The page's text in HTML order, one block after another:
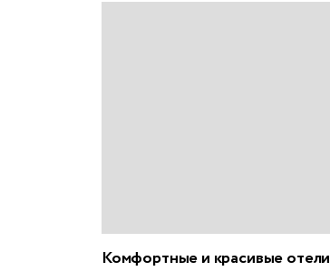
Комфортные и красивые отели